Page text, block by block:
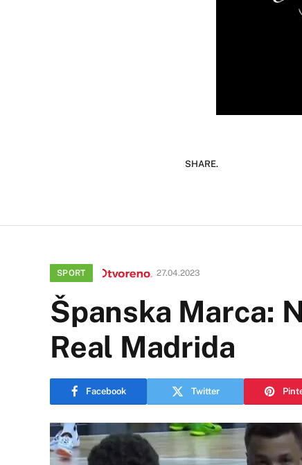
SHARE.
SPORT 27.04.2023
Španska Marca:
Real Madrida
Facebook Twitter